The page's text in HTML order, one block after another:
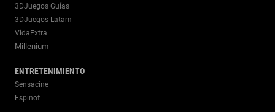
3DJuegos Guías
3DJuegos Latam
VidaExtra
Millenium
ENTRETENIMIENTO
Sensacine
Espinof